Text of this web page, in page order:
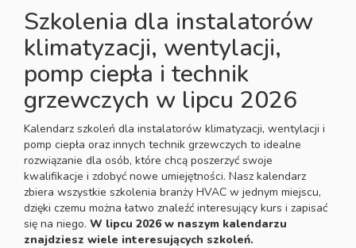
Szkolenia dla instalatorów
klimatyzacji, wentylacji,
pomp ciepła i technik
grzewczych w lipcu 2026
Kalendarz szkoleń dla instalatorów klimatyzacji, wentylacji i
pomp ciepła oraz innych technik grzewczych to idealne
rozwiązanie dla osób, które chcą poszerzyć swoje
kwalifikacje i zdobyć nowe umiejętności. Nasz kalendarz
zbiera wszystkie szkolenia branży HVAC w jednym miejscu,
dzięki czemu można łatwo znaleźć interesujący kurs i zapisać
się na niego. W lipcu 2026 w naszym kalendarzu
znajdziesz wiele interesujących szkoleń.